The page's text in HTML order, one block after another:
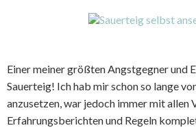
Einer meiner größten Angstgegner und
Sauerteig! Ich hab mir schon so lange
anzusetzen, war jedoch immer mit allen
Erfahrungsberichten und Regeln